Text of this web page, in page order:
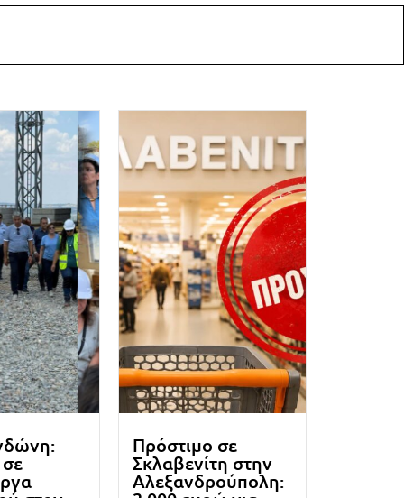
Πρόστιμο σε
Σκλαβενίτη στην
Αλεξανδρούπολη: